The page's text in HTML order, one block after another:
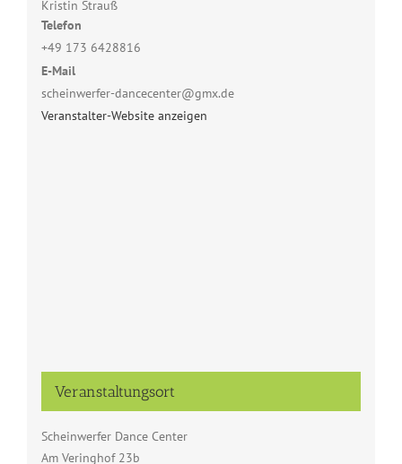
Kristin Strauß
Telefon
+49 173 6428816
E-Mail
scheinwerfer-dancecenter@gmx.de
Veranstalter-Website anzeigen
Veranstaltungsort
Scheinwerfer Dance Center
Am Veringhof 23b